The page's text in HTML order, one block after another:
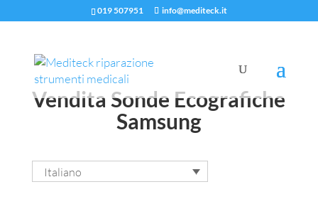
019 507951 info@mediteck.it
Vendita Sonde Ecografiche
Samsung
Italiano